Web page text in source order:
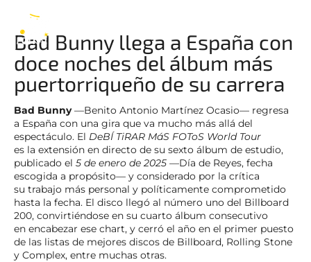
Bad Bunny llega a España con
doce noches del álbum más
puertorriqueño de su carrera
Bad Bunny—Benito Antonio Martínez Ocasio— regresa
a España con una gira que va mucho más allá del
espectáculo. El DeBÍ TiRAR MáS FOToS World Tour
es la extensión en directo de su sexto álbum de estudio,
publicado el 5 de enero de 2025 —Día de Reyes, fecha
escogida a propósito— y considerado por la crítica
su trabajo más personal y políticamente comprometido
hasta la fecha. El disco llegó al número uno del Billboard
200, convirtiéndose en su cuarto álbum consecutivo
en encabezar ese chart, y cerró el año en el primer puesto
de las listas de mejores discos de Billboard, Rolling Stone
y Complex, entre muchas otras.